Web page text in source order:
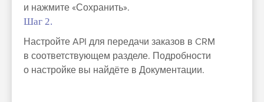
и нажмите «Сохранить».
Шаг 2.
Настройте API для передачи заказов в CRM
в соответствующем разделе. Подробности
о настройке вы найдёте в Документации.